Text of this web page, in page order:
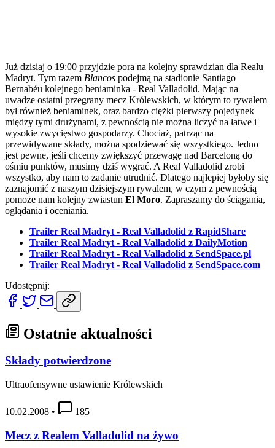
Już dzisiaj o 19:00 przyjdzie pora na kolejny sprawdzian dla Realu
Madryt. Tym razem Blancos podejmą na stadionie Santiago
Bernabéu kolejnego beniaminka - Real Valladolid. Mając na
uwadze ostatni przegrany mecz Królewskich, w którym to rywalem
był również beniaminek, oraz bardzo ciężki pierwszy pojedynek
między tymi drużynami, z pewnością nie można liczyć na łatwe i
wysokie zwycięstwo gospodarzy. Chociaż, patrząc na
przewidywane składy, można spodziewać się wszystkiego. Jedno
jest pewne, jeśli chcemy zwiększyć przewagę nad Barceloną do
ośmiu punktów, musimy dziś wygrać. A Real Valladolid zrobi
wszystko, aby nam to zadanie utrudnić. Dlatego najlepiej byłoby się
zaznajomić z naszym dzisiejszym rywalem, w czym z pewnością
pomoże nam kolejny zwiastun El Moro. Zapraszamy do ściągania,
oglądania i oceniania.
Trailer Real Madryt - Real Valladolid z RapidShare
Trailer Real Madryt - Real Valladolid z DailyMotion
Trailer Real Madryt - Real Valladolid z SendSpace.pl
Trailer Real Madryt - Real Valladolid z SendSpace.com
Udostępnij:
Ostatnie aktualności
Składy potwierdzone
Ultraofensywne ustawienie Królewskich
10.02.2008 • 185
Mecz z Realem Valladolid na żywo